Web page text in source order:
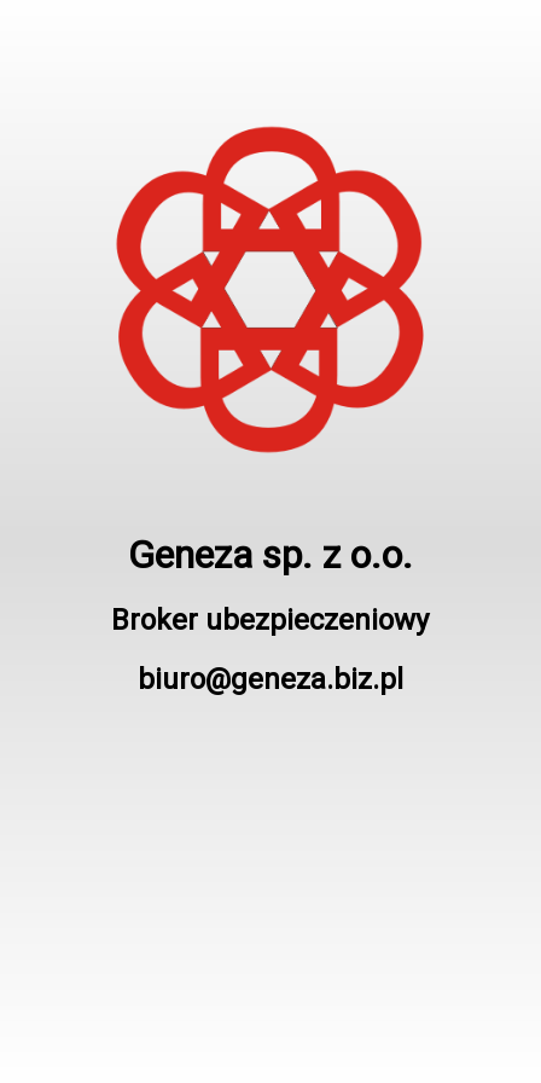
Geneza sp. z o.o.
Broker ubezpieczeniowy
biuro@geneza.biz.pl